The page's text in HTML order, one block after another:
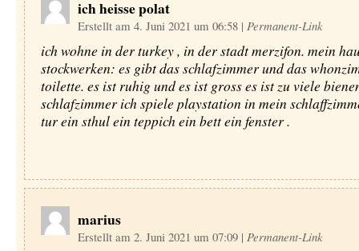
ich heisse polat
Erstellt am 4. Juni 2021 um 06:58 | Permanent-Link
ich wohne in der turkey , in der stadt merzifon. mein
stockwerken: es gibt das schlafzimmer und das
toilette. es ist ruhig und es ist gross es ist zu viele
schlafzimmer ich spiele playstation in mein
tur ein sthul ein teppich ein bett ein fenster .
marius
Erstellt am 2. Juni 2021 um 07:09 | Permanent-Link